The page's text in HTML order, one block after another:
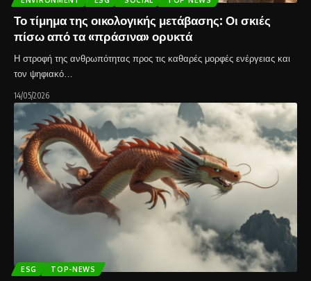
Το τίμημα της οικολογικής μετάβασης: Οι σκιές
πίσω από τα «πράσινα» ορυκτά
Η στροφή της ανθρωπότητας προς τις καθαρές μορφές ενέργειας και
τον ψηφιακό…
14/05/2026
ESG TOP-NEWS